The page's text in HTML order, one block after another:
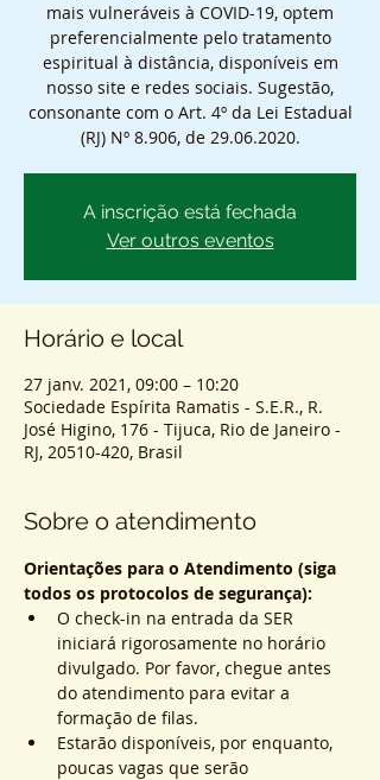
mais vulneráveis à COVID-19, optem
preferencialmente pelo tratamento
espiritual à distância, disponíveis em
nosso site e redes sociais. Sugestão,
consonante com o Art. 4º da Lei Estadual
(RJ) Nº 8.906, de 29.06.2020.
A inscrição está fechada
Ver outros eventos
Horário e local
27 janv. 2021, 09:00 – 10:20
Sociedade Espírita Ramatis - S.E.R., R.
José Higino, 176 - Tijuca, Rio de Janeiro -
RJ, 20510-420, Brasil
Sobre o atendimento
Orientações para o Atendimento (siga
todos os protocolos de segurança):
O check-in na entrada da SER
iniciará rigorosamente no horário
divulgado. Por favor, chegue antes
do atendimento para evitar a
formação de filas.
Estarão disponíveis, por enquanto,
poucas vagas que serão